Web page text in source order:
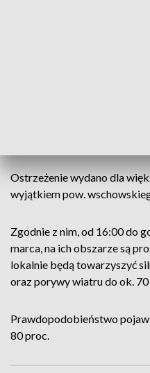
Ostrzeżenie wydano dla
wyjątkiem pow.
Zgodnie z nim, od 16:00 do
marca, na ich obszarze są
lokalnie będą towarzyszyć
oraz porywy wiatru do ok.
Prawdopodobieństwo
80 proc.